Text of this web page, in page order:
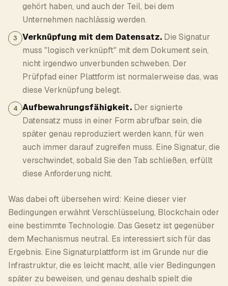
gehört haben, und auch der Teil, bei dem
Unternehmen nachlässig werden.
3 Verknüpfung mit dem Datensatz. Die Signatur
muss "logisch verknüpft" mit dem Dokument sein,
nicht irgendwo unverbunden schweben. Der
Prüfpfad einer Plattform ist normalerweise das, was
diese Verknüpfung belegt.
4 Aufbewahrungsfähigkeit. Der signierte
Datensatz muss in einer Form abrufbar sein, die
später genau reproduziert werden kann, für wen
auch immer darauf zugreifen muss. Eine Signatur, die
verschwindet, sobald Sie den Tab schließen, erfüllt
diese Anforderung nicht.
Was dabei oft übersehen wird: Keine dieser vier
Bedingungen erwähnt Verschlüsselung, Blockchain oder
eine bestimmte Technologie. Das Gesetz ist gegenüber
dem Mechanismus neutral. Es interessiert sich für das
Ergebnis. Eine Signaturplattform ist im Grunde nur die
Infrastruktur, die es leicht macht, alle vier Bedingungen
später zu beweisen, und genau deshalb spielt die